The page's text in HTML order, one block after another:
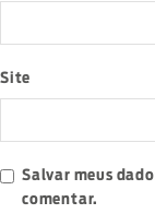
Site
Salvar meus
comentar.